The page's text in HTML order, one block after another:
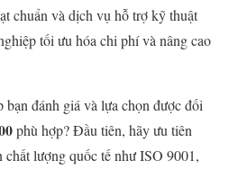
chuẩn và dịch vụ hỗ trợ kỹ thuật
tối ưu hóa chi phí và nâng cao
đánh giá và lựa chọn được đối
phù hợp? Đầu tiên, hãy ưu tiên
lượng quốc tế như ISO 9001,